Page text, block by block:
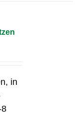
in